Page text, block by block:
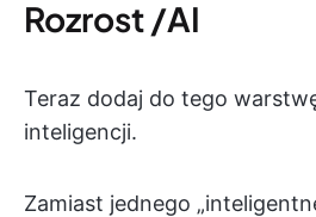
Rozrost /AI
Teraz dodaj do tego
inteligencji.
Zamiast jednego